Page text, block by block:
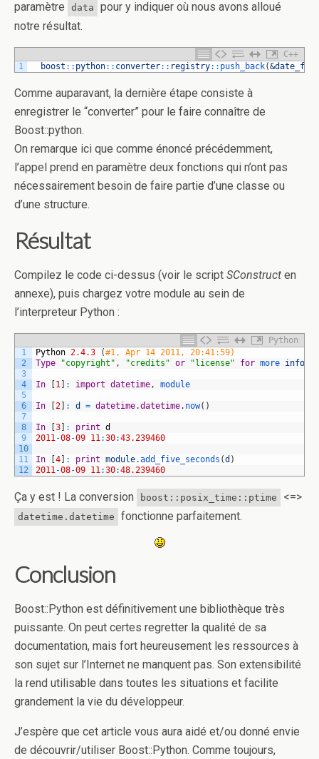
paramètre data
pour y indiquer où nous avons alloué
notre résultat.
C++
1
boost :: python:: converter:: registry:: push_back(
Comme auparavant, la dernière étape consiste à
enregistrer le “converter” pour le faire connaître de
Boost::python.
On remarque ici que comme énoncé précédemment,
l’appel prend en paramètre deux fonctions qui n’ont pas
nécessairement besoin de faire partie d’une classe ou
d’une structure.
Résultat
Compilez le code ci-dessus (voir le script SConstruct en
annexe), puis chargez votre module au sein de
l’interpreteur Python :
Python
1
2
3
4
5
6
7
8
9
10
11
12
Python 2.4.3 (#1, Apr 14 2011, 20:41:59)
Type
"copyright" , "credits" or "license" for more
In 1 : import datetime, module
In 2 : d = datetime.datetime. now( )
In 3 : print d
2011-08-09 11:30:43.239460
In 4 : print module.add_five_seconds (d )
2011-08-09 11:30:48.239460
Ça y est ! La conversion boost::posix_time::ptime <=>
datetime.datetime fonctionne parfaitement.
Conclusion
Boost::Python est définitivement une bibliothèque très
puissante. On peut certes regretter la qualité de sa
documentation, mais fort heureusement les ressources à
son sujet sur l’Internet ne manquent pas. Son extensibilité
la rend utilisable dans toutes les situations et facilite
grandement la vie du développeur.
J’espère que cet article vous aura aidé et/ou donné envie
de découvrir/utiliser Boost::Python. Comme toujours,